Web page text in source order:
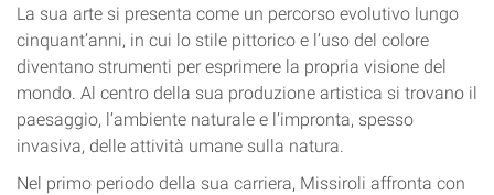
La sua arte si presenta come un percorso evolutivo lungo
cinquant’anni, in cui lo stile pittorico e l’uso del colore
diventano strumenti per esprimere la propria visione del
mondo. Al centro della sua produzione artistica si trovano il
paesaggio, l’ambiente naturale e l’impronta, spesso
invasiva, delle attività umane sulla natura.
Nel primo periodo della sua carriera, Missiroli affronta con